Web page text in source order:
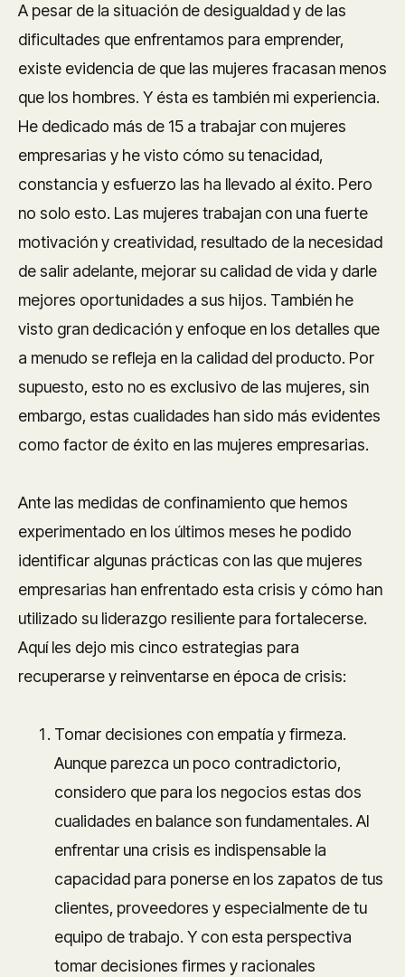
A pesar de la situación de desigualdad y de las
dificultades que enfrentamos para emprender,
existe evidencia de que las mujeres fracasan menos
que los hombres. Y ésta es también mi experiencia.
He dedicado más de 15 a trabajar con mujeres
empresarias y he visto cómo su tenacidad,
constancia y esfuerzo las ha llevado al éxito. Pero
no solo esto. Las mujeres trabajan con una fuerte
motivación y creatividad, resultado de la necesidad
de salir adelante, mejorar su calidad de vida y darle
mejores oportunidades a sus hijos. También he
visto gran dedicación y enfoque en los detalles que
a menudo se refleja en la calidad del producto. Por
supuesto, esto no es exclusivo de las mujeres, sin
embargo, estas cualidades han sido más evidentes
como factor de éxito en las mujeres empresarias.
Ante las medidas de confinamiento que hemos
experimentado en los últimos meses he podido
identificar algunas prácticas con las que mujeres
empresarias han enfrentado esta crisis y cómo han
utilizado su liderazgo resiliente para fortalecerse.
Aquí les dejo mis cinco estrategias para
recuperarse y reinventarse en época de crisis:
Tomar decisiones con empatía y firmeza.
Aunque parezca un poco contradictorio,
considero que para los negocios estas dos
cualidades en balance son fundamentales. Al
enfrentar una crisis es indispensable la
capacidad para ponerse en los zapatos de tus
clientes, proveedores y especialmente de tu
equipo de trabajo. Y con esta perspectiva
tomar decisiones firmes y racionales